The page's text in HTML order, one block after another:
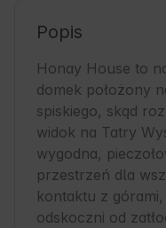
Popis
Honay House to
domek położony
spiskiego, skąd
widok na Tatry
wygodna,
przestrzeń dla
kontaktu z
odskoczni od